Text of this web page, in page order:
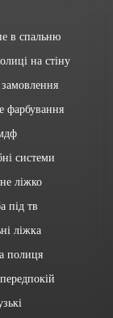
в спальню
на стіну
фарбування
системи
ліжко
під тв
ліжка
полиця